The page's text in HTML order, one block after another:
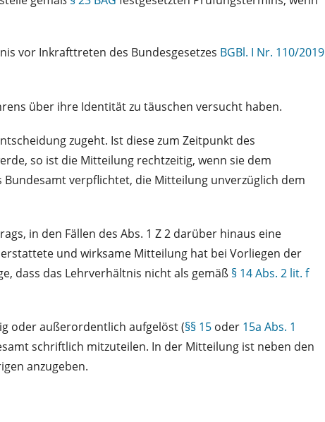
vor Inkrafttreten des Bundesgesetzes BGBl. I Nr. 110/2019
über ihre Identität zu täuschen versucht haben.
zugeht. Ist diese zum Zeitpunkt des
so ist die Mitteilung rechtzeitig, wenn sie dem
verpflichtet, die Mitteilung unverzüglich dem
in den Fällen des Abs. 1 Z 2 darüber hinaus eine
und wirksame Mitteilung hat bei Vorliegen der
dass das Lehrverhältnis nicht als gemäß § 14 Abs. 2 lit. f
oder außerordentlich aufgelöst (§§ 15 oder 15a Abs. 1
schriftlich mitzuteilen. In der Mitteilung ist neben den
anzugeben.